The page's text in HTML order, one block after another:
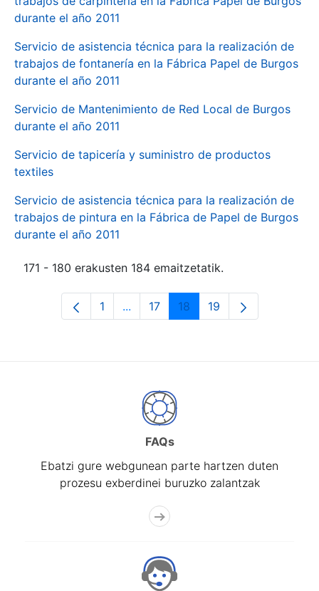
durante el año 2011
Servicio de asistencia técnica para la realización de
trabajos de fontanería en la Fábrica Papel de Burgos
durante el año 2011
Servicio de Mantenimiento de Red Local de Burgos
durante el año 2011
Servicio de tapicería y suministro de productos
textiles
Servicio de asistencia técnica para la realización de
trabajos de pintura en la Fábrica de Papel de Burgos
durante el año 2011
171 - 180 erakusten 184 emaitzetatik.
Orrialdea
1 ...Intermediate Pages Use TAB to
Orrialdea
17 Orrialdea
18 Orrialdea
19
FAQs
Ebatzi gure webgunean parte hartzen duten
prozesu exberdinei buruzko zalantzak